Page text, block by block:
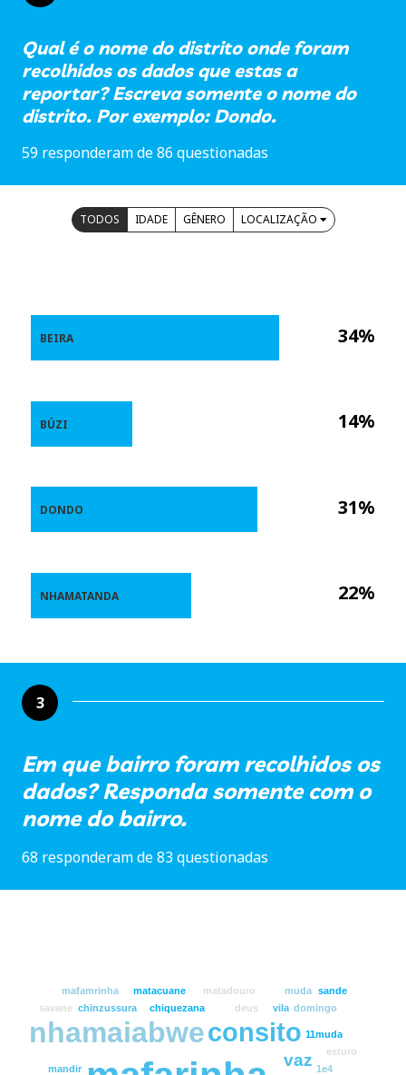
Qual é o nome do distrito onde foram
recolhidos os dados que estas a
reportar? Escreva somente o nome do
distrito. Por exemplo: Dondo.
59 responderam de 86 questionadas
TODOS IDADE GÊNERO LOCALIZAÇÃO
34%
14%
31%
22%
BEIRA
BÚZI
DONDO
NHAMATANDA
3
Em que bairro foram recolhidos os
dados? Responda somente com o
nome do bairro.
68 responderam de 83 questionadas
nhamaiabweconsito
vaz
11muda
1e4
chinzussura chiquezana deus domingo
esturo
mafamrinha
mandir
matacuane matadouro muda sande
savane
vila